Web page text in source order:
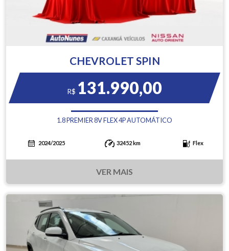
CHEVROLET SPIN
R$ 131.990,00
1.8 PREMIER 8V FLEX 4P AUTOMÁTICO
2024/2025 32452 km Flex
VER MAIS